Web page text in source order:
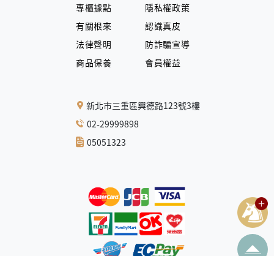
專櫃據點
隱私權政策
有關根來
認識真皮
法律聲明
防詐騙宣導
商品保養
會員權益
新北市三重區興德路123號3樓
02-29999898
05051323